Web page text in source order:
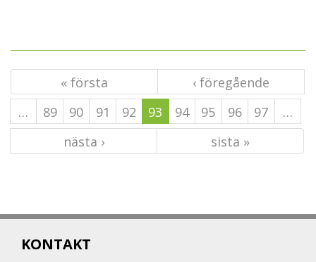
« första
‹ föregående
…
89 90 91 92 93 94 95 96 97
…
nästa ›
sista »
KONTAKT